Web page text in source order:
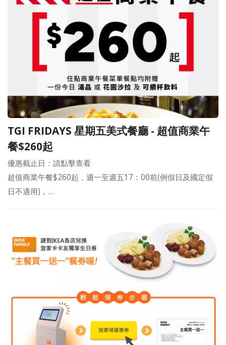
TGI FRIDAYS 星期五美式餐廳 - 超值商業午
餐$260起
優惠截止日：請點擊查看
超值商業午餐$260起，週一至週五17：00前(例假日及國定假
日不適用)，…